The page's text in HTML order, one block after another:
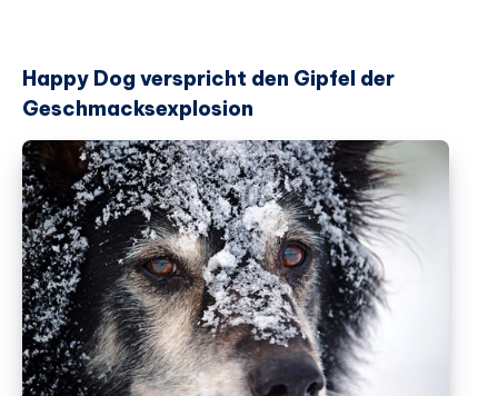
Happy Dog verspricht den Gipfel der
Geschmacksexplosion